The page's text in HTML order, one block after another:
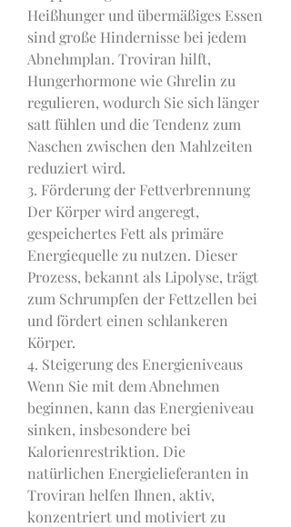
Heißhunger und übermäßiges Essen
sind große Hindernisse bei jedem
Abnehmplan. Troviran hilft,
Hungerhormone wie Ghrelin zu
regulieren, wodurch Sie sich länger
satt fühlen und die Tendenz zum
Naschen zwischen den Mahlzeiten
reduziert wird.
3. Förderung der Fettverbrennung
Der Körper wird angeregt,
gespeichertes Fett als primäre
Energiequelle zu nutzen. Dieser
Prozess, bekannt als Lipolyse, trägt
zum Schrumpfen der Fettzellen bei
und fördert einen schlankeren
Körper.
4. Steigerung des Energieniveaus
Wenn Sie mit dem Abnehmen
beginnen, kann das Energieniveau
sinken, insbesondere bei
Kalorienrestriktion. Die
natürlichen Energielieferanten in
Troviran helfen Ihnen, aktiv,
konzentriert und motiviert zu